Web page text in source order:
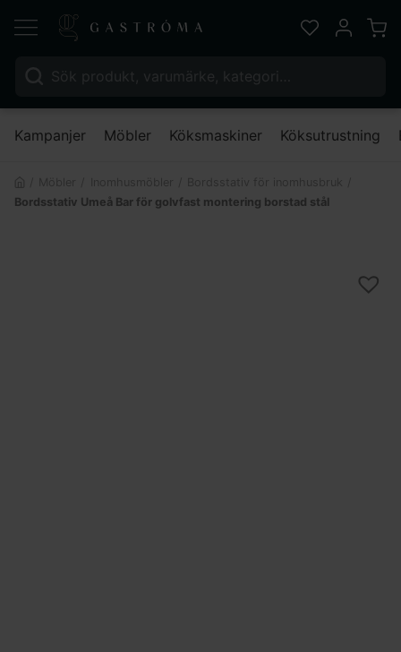
Sök efter:
Favoriter
Mitt
Kampanjer Möbler Köksmaskiner Köksutrustning
Bordsstativ Umeå Bar för golvfast montering borstad stål